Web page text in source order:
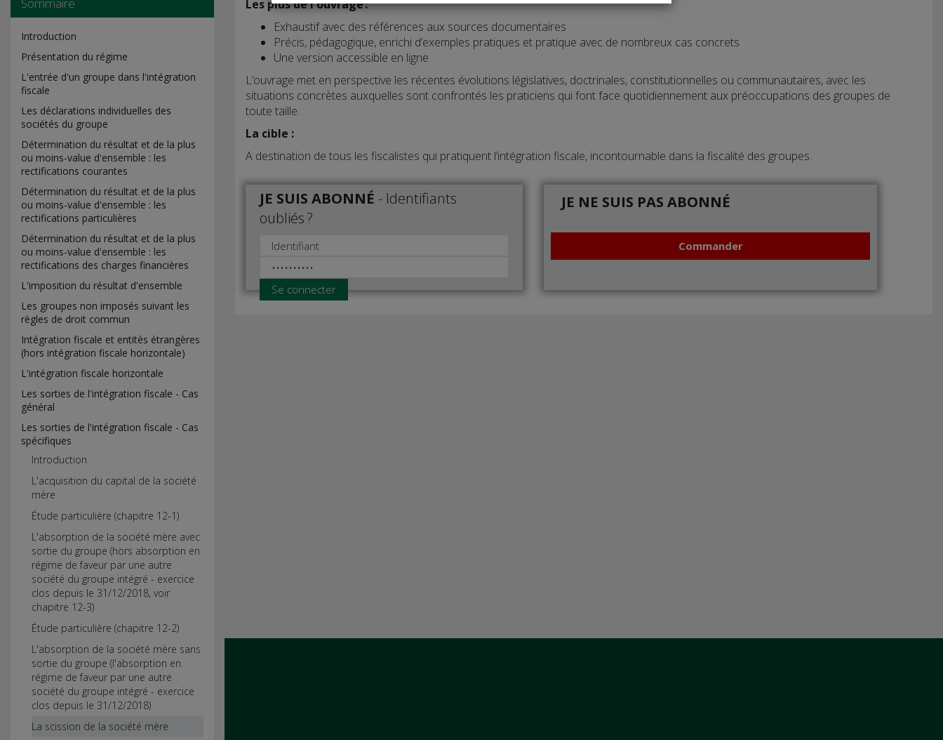
Introduction
Présentation du régime
L'entrée d'un groupe dans l'intégration
fiscale
Les déclarations individuelles des
sociétés du groupe
Détermination du résultat et de la plus
ou moins-value d'ensemble : les
rectifications courantes
Détermination du résultat et de la plus
ou moins-value d'ensemble : les
rectifications particulières
Détermination du résultat et de la plus
ou moins-value d'ensemble : les
rectifications des charges financières
L'imposition du résultat d'ensemble
Les groupes non imposés suivant les
règles de droit commun
Intégration fiscale et entités étrangères
(hors intégration fiscale horizontale)
L'intégration fiscale horizontale
Les sorties de l'intégration fiscale - Cas
général
Les sorties de l'intégration fiscale - Cas
spécifiques
Introduction
L'acquisition du capital de la société
mère
Étude particulière (chapitre 12-1)
L'absorption de la société mère avec
sortie du groupe (hors absorption en
régime de faveur par une autre
société du groupe intégré - exercice
clos depuis le 31/12/2018, voir
chapitre 12-3)
Étude particulière (chapitre 12-2)
L'absorption de la société mère sans
sortie du groupe (l'absorption en
régime de faveur par une autre
société du groupe intégré - exercice
clos depuis le 31/12/2018)
La scission de la société mère
Les plus de l'ouvrage :
Exhaustif avec des références aux sources documentaires
Précis, pédagogique, enrichi d’exemples pratiques et pratique avec de nombreux cas concrets
Une version accessible en ligne
L’ouvrage met en perspective les récentes évolutions législatives, doctrinales, constitutionnelles ou communautaires, avec les
situations concrètes auxquelles sont confrontés les praticiens qui font face quotidiennement aux préoccupations des groupes de
toute taille.
La cible :
A destination de tous les fiscalistes qui pratiquent l’intégration fiscale, incontournable dans la fiscalité des groupes.
JE SUIS ABONNÉ - Identifiants
oubliés ?
Se connecter
JE NE SUIS PAS ABONNÉ
Commander